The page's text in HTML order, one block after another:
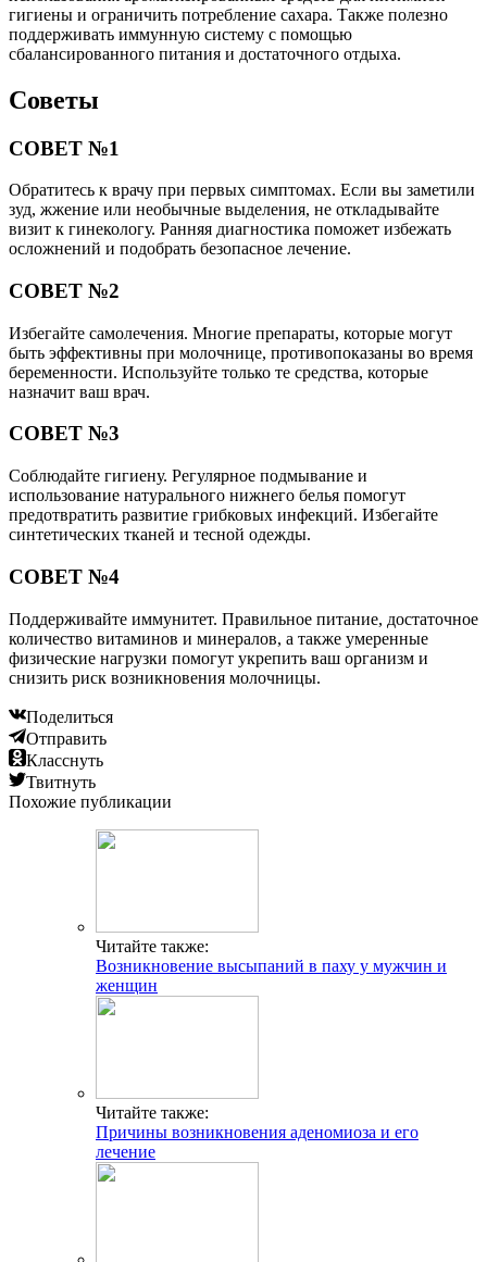
гигиены и ограничить потребление сахара. Также полезно
поддерживать иммунную систему с помощью
сбалансированного питания и достаточного отдыха.
Советы
СОВЕТ №1
Обратитесь к врачу при первых симптомах. Если вы заметили
зуд, жжение или необычные выделения, не откладывайте
визит к гинекологу. Ранняя диагностика поможет избежать
осложнений и подобрать безопасное лечение.
СОВЕТ №2
Избегайте самолечения. Многие препараты, которые могут
быть эффективны при молочнице, противопоказаны во время
беременности. Используйте только те средства, которые
назначит ваш врач.
СОВЕТ №3
Соблюдайте гигиену. Регулярное подмывание и
использование натурального нижнего белья помогут
предотвратить развитие грибковых инфекций. Избегайте
синтетических тканей и тесной одежды.
СОВЕТ №4
Поддерживайте иммунитет. Правильное питание, достаточное
количество витаминов и минералов, а также умеренные
физические нагрузки помогут укрепить ваш организм и
снизить риск возникновения молочницы.
Поделиться
Отправить
Класснуть
Твитнуть
Похожие публикации
Читайте также:
Возникновение высыпаний в паху у мужчин и
женщин
Читайте также:
Причины возникновения аденомиоза и его
лечение